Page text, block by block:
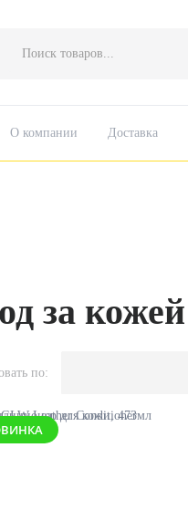
товаров
О компании Доставка
за кожей
по: